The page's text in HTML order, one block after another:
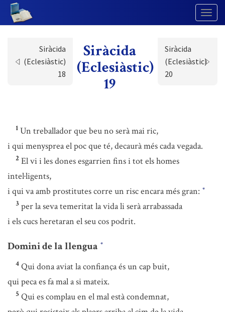
Siràcida
(Eclesiàstic)
18
Siràcida
(Eclesiàstic)
19
Siràcida
(Eclesiàstic)
20
1 Un treballador que beu no serà mai ric,
i qui menysprea el poc que té, decaurà més cada vegada.
2 El vi i les dones esgarrien fins i tot els homes
intel·ligents,
i qui va amb prostitutes corre un risc encara més gran: *
3 per la seva temeritat la vida li serà arrabassada
i els cucs heretaran el seu cos podrit.
Domini de la llengua *
4 Qui dona aviat la confiança és un cap buit,
qui peca es fa mal a si mateix.
5 Qui es complau en el mal està condemnat,